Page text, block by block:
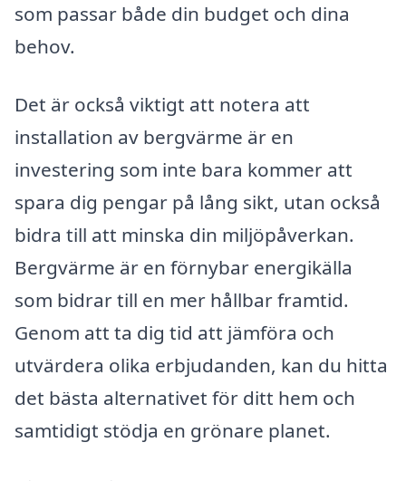
som passar både din budget och dina
behov.
Det är också viktigt att notera att
installation av bergvärme är en
investering som inte bara kommer att
spara dig pengar på lång sikt, utan också
bidra till att minska din miljöpåverkan.
Bergvärme är en förnybar energikälla
som bidrar till en mer hållbar framtid.
Genom att ta dig tid att jämföra och
utvärdera olika erbjudanden, kan du hitta
det bästa alternativet för ditt hem och
samtidigt stödja en grönare planet.